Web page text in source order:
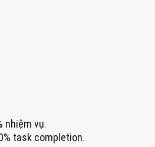
nhiệm vụ.
task completion.